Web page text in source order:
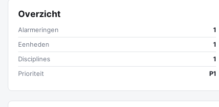
Overzicht
Alarmeringen
1
Eenheden
1
Disciplines
1
Prioriteit
P1